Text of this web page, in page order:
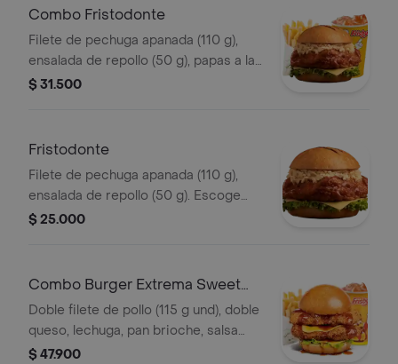
Combo Fristodonte
Filete de pechuga apanada (110 g),
ensalada de repollo (50 g), papas a la
francesa mediana (60 g) y gaseosa
$ 31.500
Fristodonte
Filete de pechuga apanada (110 g),
ensalada de repollo (50 g). Escoge
entre salsa búfalo sriracha, BBQ, salsa
$ 25.000
Combo Burger Extrema Sweet
Carolina
Doble filete de pollo (115 g und), doble
queso, lechuga, pan brioche, salsa
sweet Carolina,francesa mediana (60
$ 47.900